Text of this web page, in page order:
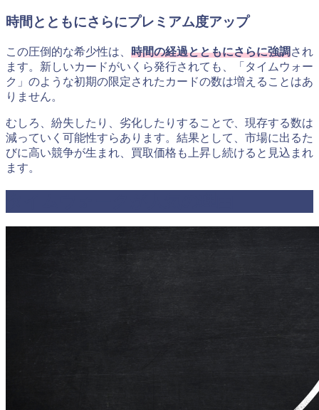
時間とともにさらにプレミアム度アップ
この圧倒的な希少性は、 時間の経過とともにさらに強調 され
ます。新しいカードがいくら発行されても、「タイムウォー
ク」のような初期の限定されたカードの数は増えることはあ
りません。
むしろ、紛失したり、劣化したりすることで、現存する数は
減っていく可能性すらあります。結果として、市場に出るた
びに高い競争が生まれ、買取価格も上昇し続けると見込まれ
ます。